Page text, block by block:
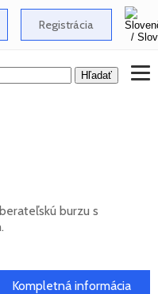
Registrácia
burzu s
Kompletná informácia